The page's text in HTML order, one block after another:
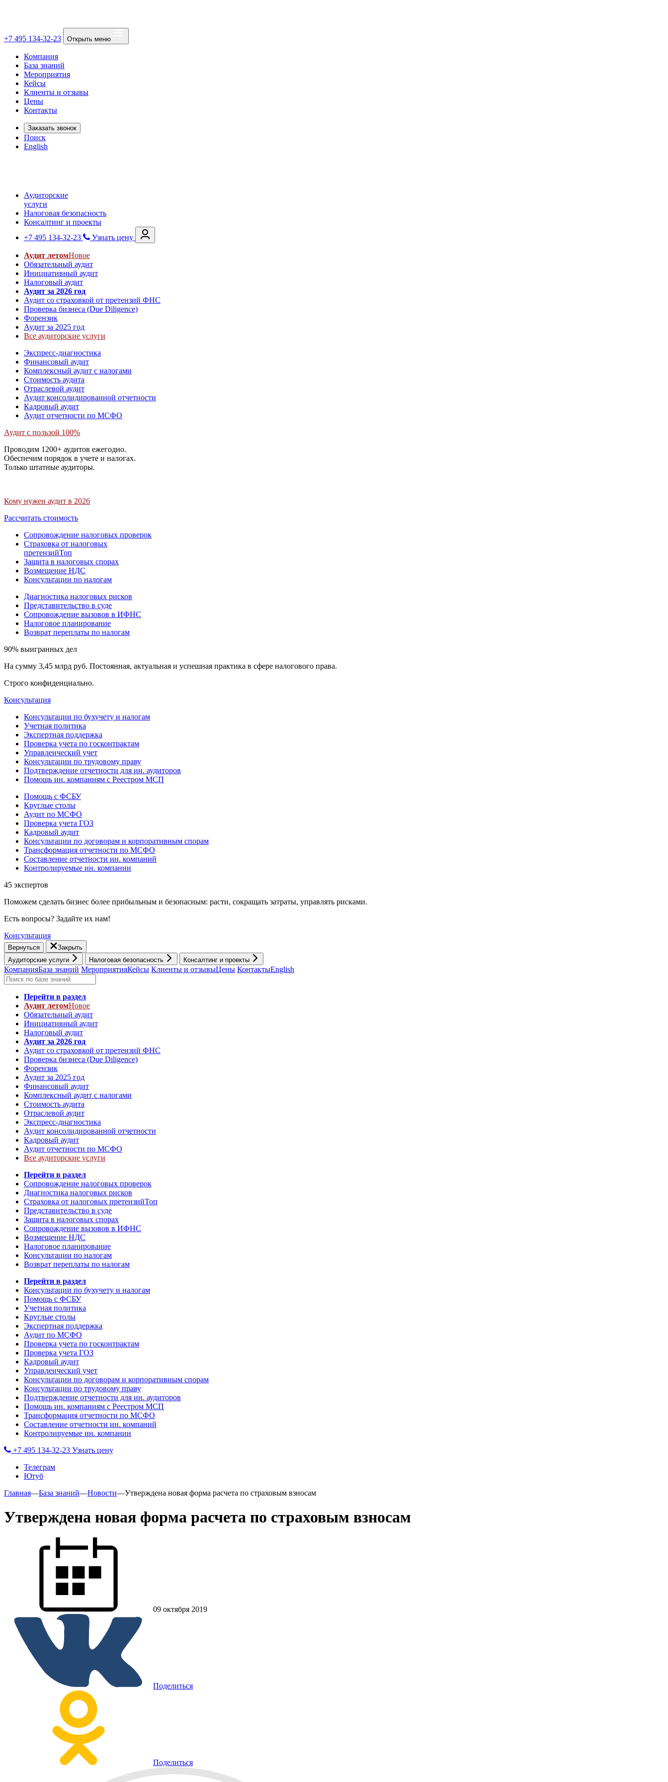
+7 495 134-32-23 Открыть меню
Компания
База знаний
Мероприятия
Кейсы
Клиенты и отзывы
Цены
Контакты
Заказать звонок
Поиск
English
Аудиторские
услуги
Налоговая безопасность
Консалтинг и проекты
+7 495 134-32-23
Узнать цену
Аудит летомНовое
Обязательный аудит
Инициативный аудит
Налоговый аудит
Аудит за 2026 год
Аудит со страховкой от претензий ФНС
Проверка бизнеса (Due Diligence)
Форензик
Аудит за 2025 год
Все аудиторские услуги
Экспресс-диагностика
Финансовый аудит
Комплексный аудит с налогами
Стоимость аудита
Отраслевой аудит
Аудит консолидированной отчетности
Кадровый аудит
Аудит отчетности по МСФО
Аудит с пользой 100%
Проводим 1200+ аудитов ежегодно.
Обеспечим порядок в учете и налогах.
Только штатные аудиторы.
Кому нужен аудит в 2026
Рассчитать стоимость
Сопровождение налоговых проверок
Страховка от налоговых
претензийТоп
Защита в налоговых спорах
Возмещение НДС
Консультации по налогам
Диагностика налоговых рисков
Представительство в суде
Сопровождение вызовов в ИФНС
Налоговое планирование
Возврат переплаты по налогам
90% выигранных дел
На сумму 3,45 млрд руб. Постоянная, актуальная и успешная практика в сфере налогового права.
Строго конфиденциально.
Консультация
Консультации по бухучету и налогам
Учетная политика
Экспертная поддержка
Проверка учета по госконтрактам
Управленческий учет
Консультации по трудовому праву
Подтверждение отчетности для ин. аудиторов
Помощь ин. компаниям с Реестром МСП
Помощь с ФСБУ
Круглые столы
Аудит по МСФО
Проверка учета ГОЗ
Кадровый аудит
Консультации по договорам и корпоративным спорам
Трансформация отчетности по МСФО
Составление отчетности ин. компаний
Контролируемые ин. компании
45 экспертов
Поможем сделать бизнес более прибыльным и безопасным: расти, cокращать затраты, управлять рисками.
Есть вопросы? Задайте их нам!
Консультация
Вернуться
Закрыть
Аудиторские услуги
Налоговая безопасность Консалтинг и проекты
КомпанияБаза знаний МероприятияКейсы Клиенты и отзывыЦены КонтактыEnglish
Перейти в раздел
Аудит летомНовое
Обязательный аудит
Инициативный аудит
Налоговый аудит
Аудит за 2026 год
Аудит со страховкой от претензий ФНС
Проверка бизнеса (Due Diligence)
Форензик
Аудит за 2025 год
Финансовый аудит
Комплексный аудит с налогами
Стоимость аудита
Отраслевой аудит
Экспресс-диагностика
Аудит консолидированной отчетности
Кадровый аудит
Аудит отчетности по МСФО
Все аудиторские услуги
Перейти в раздел
Сопровождение налоговых проверок
Диагностика налоговых рисков
Страховка от налоговых претензийТоп
Представительство в суде
Защита в налоговых спорах
Сопровождение вызовов в ИФНС
Возмещение НДС
Налоговое планирование
Консультации по налогам
Возврат переплаты по налогам
Перейти в раздел
Консультации по бухучету и налогам
Помощь с ФСБУ
Учетная политика
Круглые столы
Экспертная поддержка
Аудит по МСФО
Проверка учета по госконтрактам
Проверка учета ГОЗ
Кадровый аудит
Управленческий учет
Консультации по договорам и корпоративным спорам
Консультации по трудовому праву
Подтверждение отчетности для ин. аудиторов
Помощь ин. компаниям с Реестром МСП
Трансформация отчетности по МСФО
Составление отчетности ин. компаний
Контролируемые ин. компании
+7 495 134-32-23 Узнать цену
Телеграм
Ютуб
Главная—База знаний—Новости—Утверждена новая форма расчета по страховым взносам
Утверждена новая форма расчета по страховым взносам
09 октября 2019
Поделиться
Поделиться